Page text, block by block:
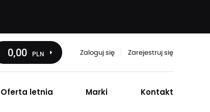
0,00 PLN Zaloguj się Zarejestruj się
Oferta letnia Marki Kontakt